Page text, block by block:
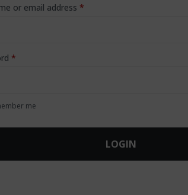
or email address *
*
me
LOGIN